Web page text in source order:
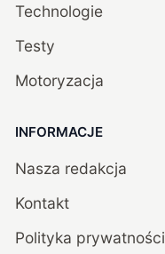
Technologie
Testy
Motoryzacja
INFORMACJE
Nasza redakcja
Kontakt
Polityka prywatności